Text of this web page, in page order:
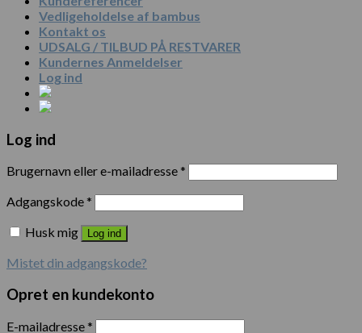
Vedligeholdelse af bambus
Kontakt os
UDSALG / TILBUD PÅ RESTVARER
Kundernes Anmeldelser
Log ind
Log ind
Brugernavn eller e-mailadresse*
Adgangskode*
Husk mig
Log ind
Mistet din adgangskode?
Opret en kundekonto
E-mailadresse*